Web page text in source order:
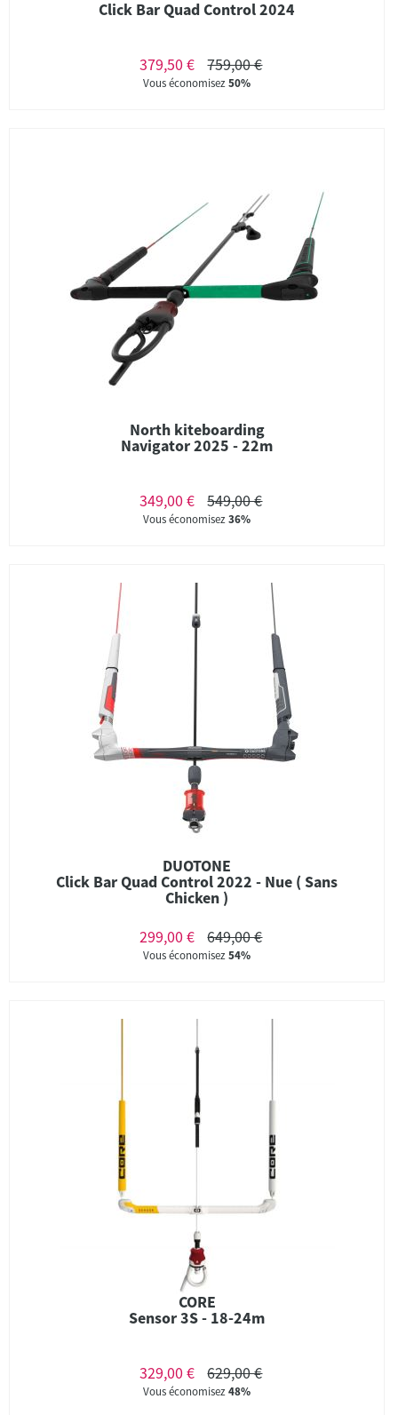
Click Bar Quad Control 2024
379,50 € 759,00 €
Vous économisez50%
North kiteboarding
Navigator 2025 - 22m
349,00 € 549,00 €
Vous économisez36%
DUOTONE
Click Bar Quad Control 2022 - Nue ( Sans
Chicken )
299,00 €
649,00 €
Vous économisez54%
CORE
Sensor 3S - 18-24m
329,00 € 629,00 €
Vous économisez48%